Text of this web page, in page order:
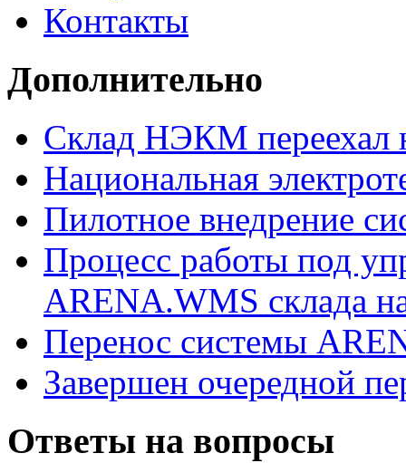
Контакты
Дополнительно
Склад НЭКМ переехал
Национальная
Пилотное внедрение
Процесс работы под
ARENA.WMS склада
Перенос системы
Завершен очередной
Ответы на вопросы